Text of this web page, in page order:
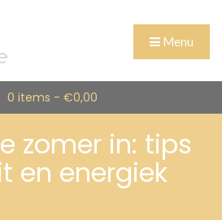
Menu
0 items - €0,00
zomer in: tips
en energiek